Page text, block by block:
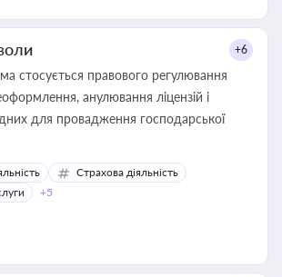
+6
стосується правового регулювання
анулювання ліцензій і
для провадження господарської
Страхова діяльність
+5